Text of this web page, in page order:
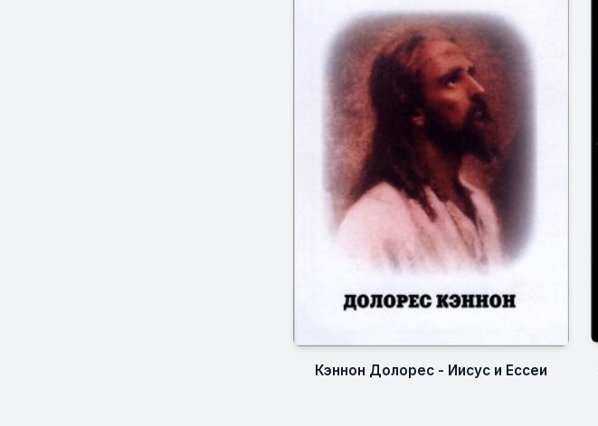
Кэннон Долорес - Иисус и Ессеи